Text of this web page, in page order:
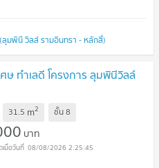
มพินี วิลล์ รามอินทรา - หลักสี่)
ษ ทำเลดี โครงการ ลุมพินีวิลล์
31.5 m2 ชั้น8
บาท
08/08/2026 2:25:45